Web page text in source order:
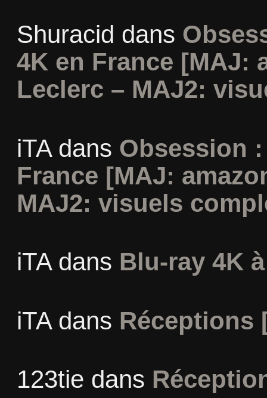
Shuracid dans
4K en France [MAJ:
Leclerc – MAJ2:
iTAdans Obsession
France [MAJ:
MAJ2: visuels
iTAdans Blu-ray 4K
iTAdans Réceptions
123tie dans